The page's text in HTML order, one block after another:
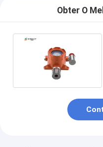
Obter O